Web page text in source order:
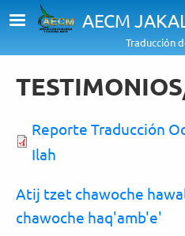
Pasar al contenido principal
AECM
Traducción
Reporte Traducción
Ilah
Atij tzet chawoche
chawoche haq'amb'e'